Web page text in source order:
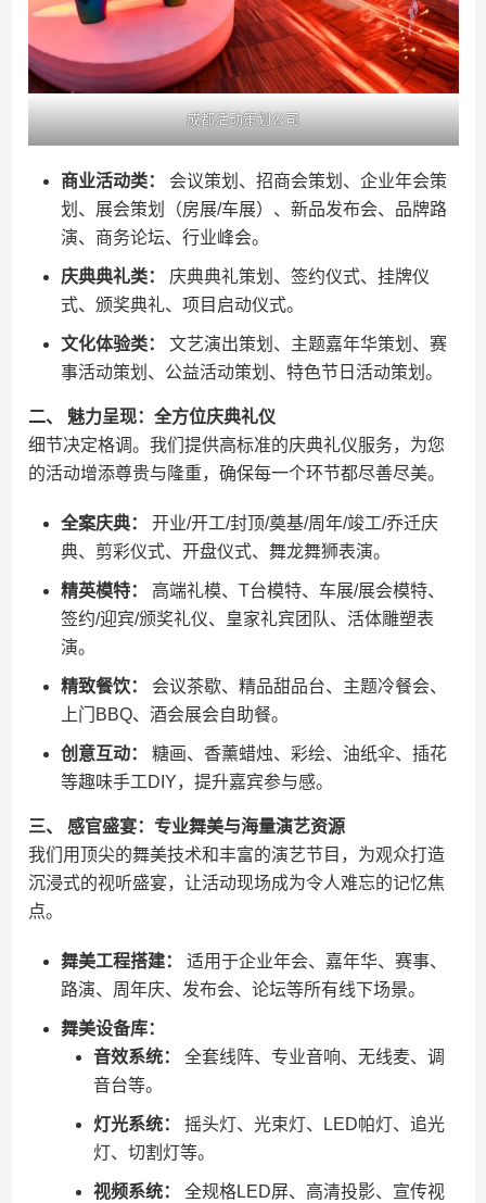
成都活动策划公司
商业活动类：
会议策划、招商会策划、企业年会策
划、展会策划（房展/车展）、新品发布会、品牌路
演、商务论坛、行业峰会。
庆典典礼类：
庆典典礼策划、签约仪式、挂牌仪
式、颁奖典礼、项目启动仪式。
文化体验类：
文艺演出策划、主题嘉年华策划、赛
事活动策划、公益活动策划、特色节日活动策划。
二、 魅力呈现：全方位庆典礼仪
细节决定格调。我们提供高标准的庆典礼仪服务，为您
的活动增添尊贵与隆重，确保每一个环节都尽善尽美。
全案庆典：
开业/开工/封顶/奠基/周年/竣工/乔迁庆
典、剪彩仪式、开盘仪式、舞龙舞狮表演。
精英模特：
高端礼模、T台模特、车展/展会模特、
签约/迎宾/颁奖礼仪、皇家礼宾团队、活体雕塑表
演。
精致餐饮：
会议茶歇、精品甜品台、主题冷餐会、
上门BBQ、酒会展会自助餐。
创意互动：
糖画、香薰蜡烛、彩绘、油纸伞、插花
等趣味手工DIY，提升嘉宾参与感。
三、 感官盛宴：专业舞美与海量演艺资源
我们用顶尖的舞美技术和丰富的演艺节目，为观众打造
沉浸式的视听盛宴，让活动现场成为令人难忘的记忆焦
点。
舞美工程搭建：
适用于企业年会、嘉年华、赛事、
路演、周年庆、发布会、论坛等所有线下场景。
舞美设备库：
音效系统：
全套线阵、专业音响、无线麦、调
音台等。
灯光系统：
摇头灯、光束灯、LED帕灯、追光
灯、切割灯等。
视频系统：
全规格LED屏、高清投影、宣传视